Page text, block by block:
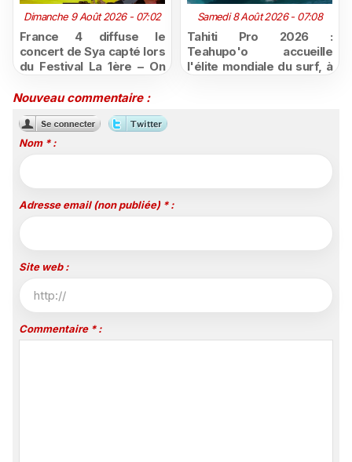
Dimanche 9 Août 2026 - 07:02
France 4 diffuse le
concert de Sya capté lors
du Festival La 1ère – On
Samedi 8 Août 2026 - 07:08
Tahiti Pro 2026 :
Teahupo'o accueille
l'élite mondiale du surf, à
Nouveau commentaire :
Nom * :
Adresse email (non publiée) * :
Site web :
Commentaire * :